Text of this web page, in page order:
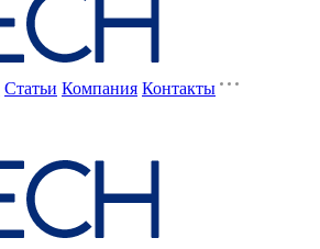
Статьи Компания Контакты